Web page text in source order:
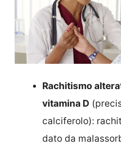
Rachitismo
vitamina D
calciferolo):
dato da